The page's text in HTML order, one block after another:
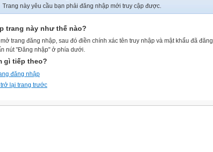
Trang này yêu cầu bạn phải đăng nhập mới truy cập được.
trang này như thế nào?
trang đăng nhập, sau đó điền chính xác tên truy nhập và mật khẩu đã đăng
nút "Đăng nhập" ở phía dưới.
gì tiếp theo?
đăng nhập
lại trang trước